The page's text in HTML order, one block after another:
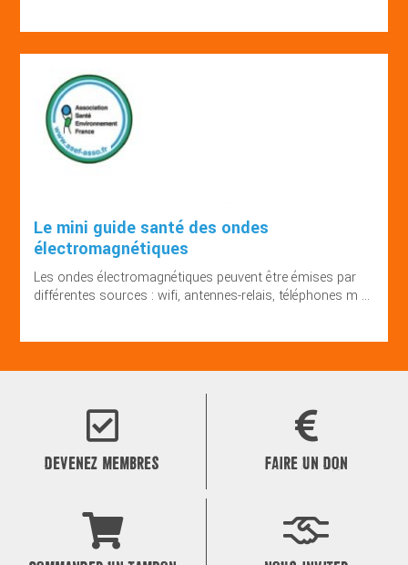
Le mini guide santé des ondes
électromagnétiques
Les ondes électromagnétiques peuvent être émises par
différentes sources : wifi, antennes-relais, téléphones m ...
DEVENEZ MEMBRES FAIRE UN DON